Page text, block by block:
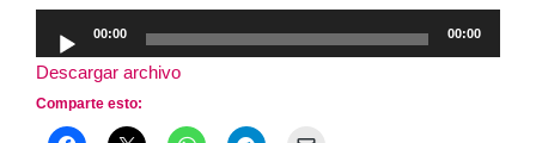
de
audio
00:00 00:00
Descargar archivo
Comparte esto: